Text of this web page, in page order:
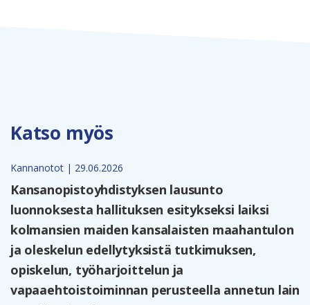
Katso myös
Kannanotot | 29.06.2026
Kansanopistoyhdistyksen lausunto
luonnoksesta hallituksen esitykseksi laiksi
kolmansien maiden kansalaisten maahantulon
ja oleskelun edellytyksistä tutkimuksen,
opiskelun, työharjoittelun ja
vapaaehtoistoiminnan perusteella annetun lain